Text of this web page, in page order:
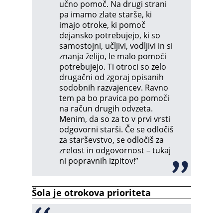
učno pomoč. Na drugi strani
pa imamo zlate starše, ki
imajo otroke, ki pomoč
dejansko potrebujejo, ki so
samostojni, učljivi, vodljivi in si
znanja želijo, le malo pomoči
potrebujejo. Ti otroci so zelo
drugačni od zgoraj opisanih
sodobnih razvajencev. Ravno
tem pa bo pravica po pomoči
na račun drugih odvzeta.
Menim, da so za to v prvi vrsti
odgovorni starši. Če se odločiš
za starševstvo, se odločiš za
zrelost in odgovornost – tukaj
ni popravnih izpitov!”
Šola je otrokova prioriteta